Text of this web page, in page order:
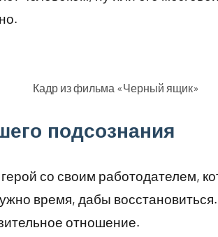
Кадр из фильма «Черный ящик»
подсознания
со своим работодателем,
время, дабы
отношение.